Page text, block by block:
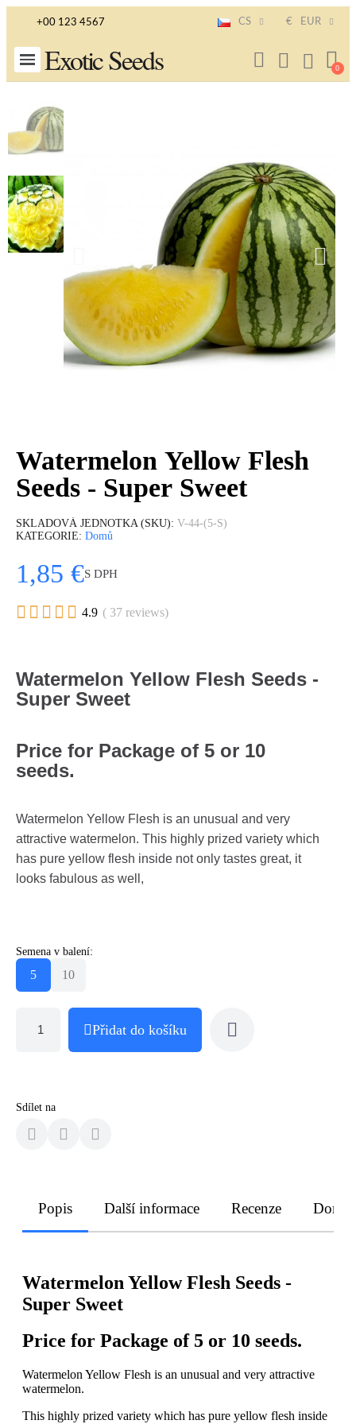
+00 123 4567 CS € EUR
Exotic Seeds
Watermelon Yellow Flesh
Seeds - Super Sweet
SKLADOVÁ JEDNOTKA (SKU) V-44-(5-S)
KATEGORIE Domů
1,85 €S DPH
     4.9 ( 37 reviews)
Watermelon Yellow Flesh Seeds -
Super Sweet
Price for Package of 5 or 10
seeds.
Watermelon Yellow Flesh is an unusual and very
attractive watermelon. This highly prized variety which
has pure yellow flesh inside not only tastes great, it
looks fabulous as well,
Semena v balení:
5 10
Přidat do košíku
Sdílet na
Popis Další informace Recenze
Watermelon Yellow Flesh Seeds -
Super Sweet
Price for Package of 5 or 10 seeds.
Watermelon Yellow Flesh is an unusual and very attractive
watermelon.
This highly prized variety which has pure yellow flesh inside